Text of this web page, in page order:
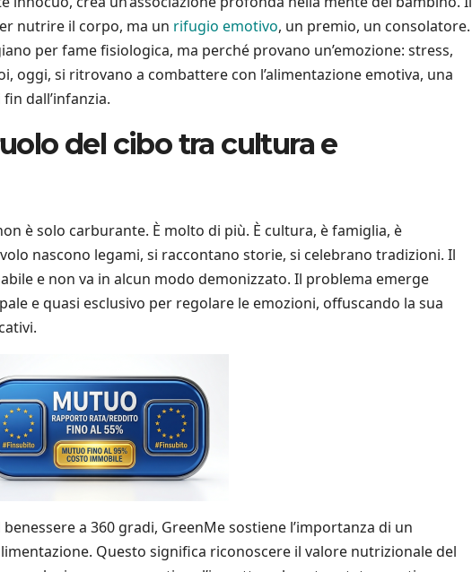
nutrire il corpo, ma un rifugio emotivo, un premio, un consolatore.
per fame fisiologica, ma perché provano un’emozione: stress,
oggi, si ritrovano a combattere con l’alimentazione emotiva, una
dall’infanzia.
del cibo tra cultura e
è solo carburante. È molto di più. È cultura, è famiglia, è
nascono legami, si raccontano storie, si celebrano tradizioni. Il
e non va in alcun modo demonizzato. Il problema emerge
e quasi esclusivo per regolare le emozioni, offuscando la sua
a 360 gradi, GreenMe sostiene l’importanza di un
Questo significa riconoscere il valore nutrizionale del